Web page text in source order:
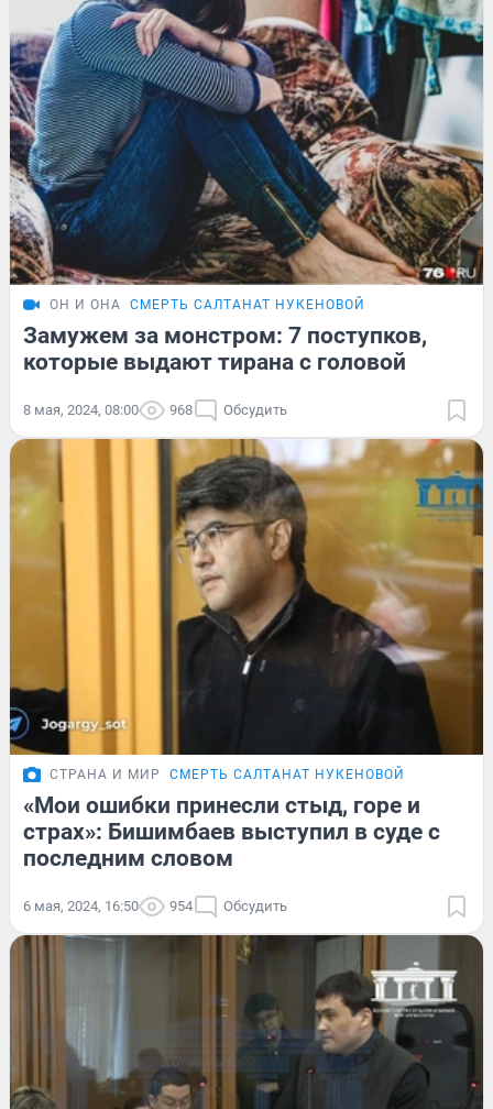
ОН И ОНА СМЕРТЬ САЛТАНАТ НУКЕНОВОЙ
Замужем за монстром: 7 поступков,
которые выдают тирана с головой
8 мая, 2024, 08:00 968 Обсудить
СТРАНА И МИР СМЕРТЬ САЛТАНАТ НУКЕНОВОЙ
«Мои ошибки принесли стыд, горе и
страх»: Бишимбаев выступил в суде с
последним словом
6 мая, 2024, 16:50 954 Обсудить